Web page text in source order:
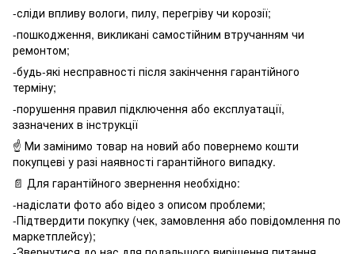
-сліди впливу вологи, пилу, перегріву чи корозії;
-пошкодження, викликані самостійним втручанням чи
ремонтом;
-будь-які несправності після закінчення гарантійного
терміну;
-порушення правил підключення або експлуатації,
зазначених в інструкції
☝️ Ми замінимо товар на новий або повернемо кошти
покупцеві у разі наявності гарантійного випадку.
📄 Для гарантійного звернення необхідно:
-надіслати фото або відео з описом проблеми;
-Підтвердити покупку (чек, замовлення або повідомлення по
маркетплейсу);